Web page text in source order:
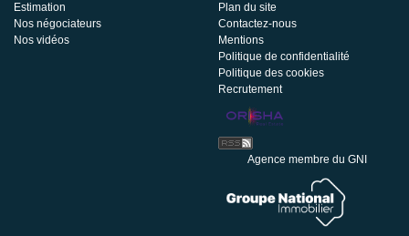
Estimation
Nos négociateurs
Nos vidéos
Plan du site
Contactez-nous
Mentions
Politique de confidentialité
Politique des cookies
Recrutement
Agence membre du GNI